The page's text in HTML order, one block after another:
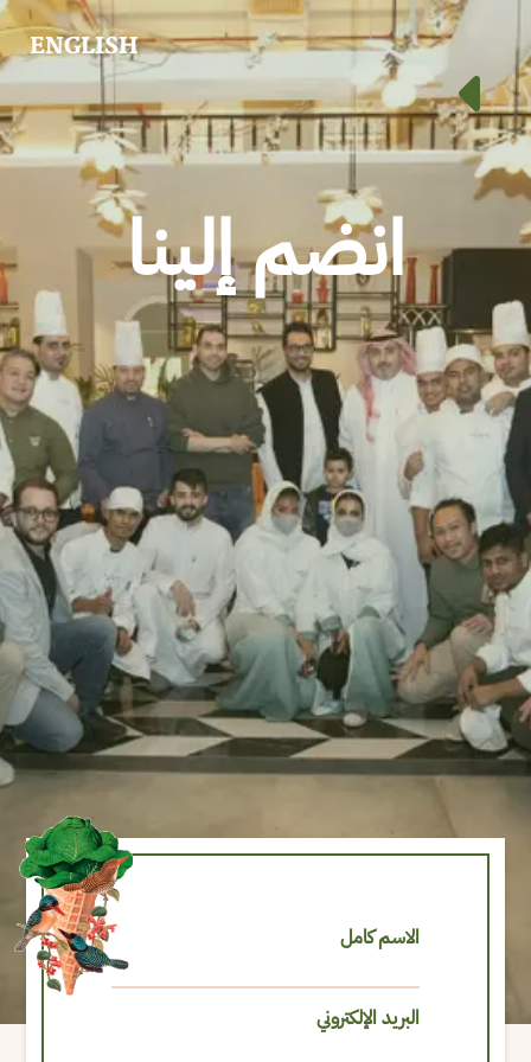
ENGLISH
انضم إلينا
الاسم كامل
البريد الإلكتروني